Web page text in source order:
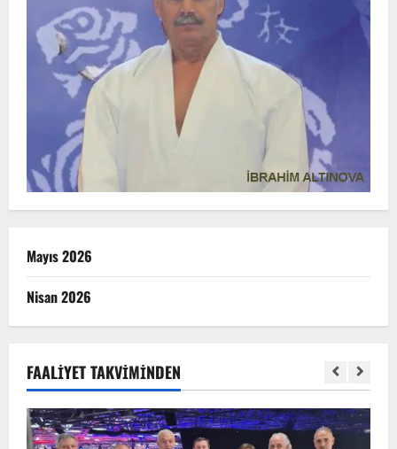
Mayıs 2026
Nisan 2026
FAALIYET TAKVIMINDEN